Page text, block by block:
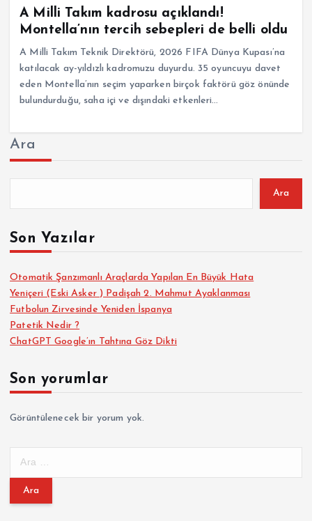
A Milli Takım kadrosu açıklandı!
Montella’nın tercih sebepleri de belli oldu
A Milli Takım Teknik Direktörü, 2026 FIFA Dünya Kupası’na
katılacak ay-yıldızlı kadromuzu duyurdu. 35 oyuncuyu davet
eden Montella’nın seçim yaparken birçok faktörü göz önünde
bulundurduğu, saha içi ve dışındaki etkenleri…
Ara
Ara
Son Yazılar
Otomatik Şanzımanlı Araçlarda Yapılan En Büyük Hata
Yeniçeri (Eski Asker ) Padişah 2. Mahmut Ayaklanması
Futbolun Zirvesinde Yeniden İspanya
Patetik Nedir ?
ChatGPT Google’ın Tahtına Göz Dikti
Son yorumlar
Görüntülenecek bir yorum yok.
m